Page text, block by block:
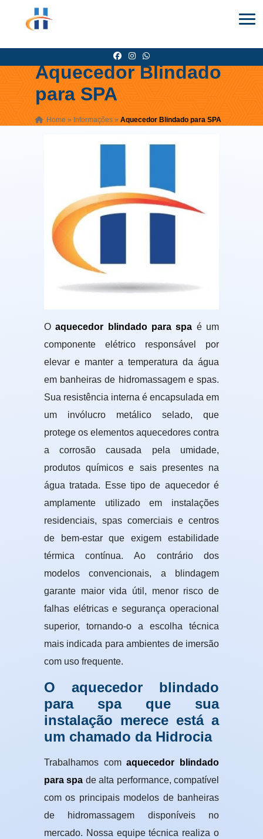
Aquecedor Blindado
para SPA
Home » Informações » Aquecedor Blindado para SPA
Oaquecedor blindado para spa é um
componente elétrico responsável por
elevar e manter a temperatura da água
em banheiras de hidromassagem e spas.
Sua resistência interna é encapsulada em
um invólucro metálico selado, que
protege os elementos aquecedores contra
a corrosão causada pela umidade,
produtos químicos e sais presentes na
água tratada. Esse tipo de aquecedor é
amplamente utilizado em instalações
residenciais, spas comerciais e centros
de bem-estar que exigem estabilidade
térmica contínua. Ao contrário dos
modelos convencionais, a blindagem
garante maior vida útil, menor risco de
falhas elétricas e segurança operacional
superior, tornando-o a escolha técnica
mais indicada para ambientes de imersão
com uso frequente.
O aquecedor blindado
para spa que sua
instalação merece está a
um chamado da Hidrocia
Trabalhamos comaquecedor blindado
para spa de alta performance, compatível
com os principais modelos de banheiras
de hidromassagem disponíveis no
mercado. Nossa equipe técnica realiza o